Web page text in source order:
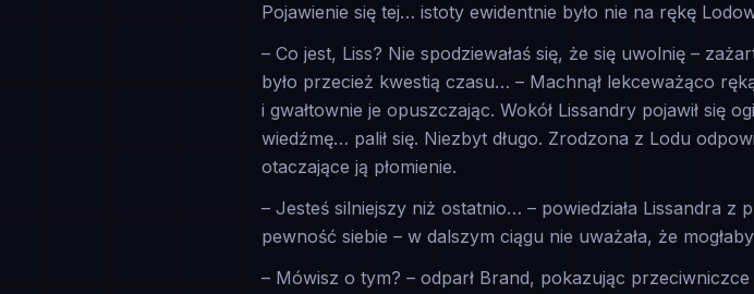
Pojawienie się tej… istoty ewidentnie było nie na rękę
– Co jest, Liss? Nie spodziewałaś się, że się uwolnię –
było przecież kwestią czasu… – Machnął lekceważąco
i gwałtownie je opuszczając. Wokół Lissandry pojawił się
wiedźmę… palił się. Niezbyt długo. Zrodzona z Lodu
otaczające ją płomienie.
– Jesteś silniejszy niż ostatnio… – powiedziała Lissandra z
pewność siebie – w dalszym ciągu nie uważała, że
– Mówisz o tym? – odparł Brand, pokazując